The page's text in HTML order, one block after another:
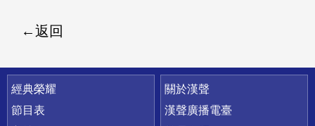
返回
快速連結
經典榮耀
節目表
關於漢聲
漢聲廣播電臺